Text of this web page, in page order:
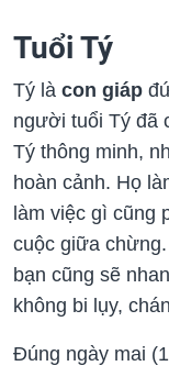
Tuổi Tý
Tý là con giáp
người tuổi Tý đã
Tý thông minh,
hoàn cảnh. Họ
làm việc gì cũng
cuộc giữa
bạn cũng sẽ
không bi lụy,
Đúng ngày mai